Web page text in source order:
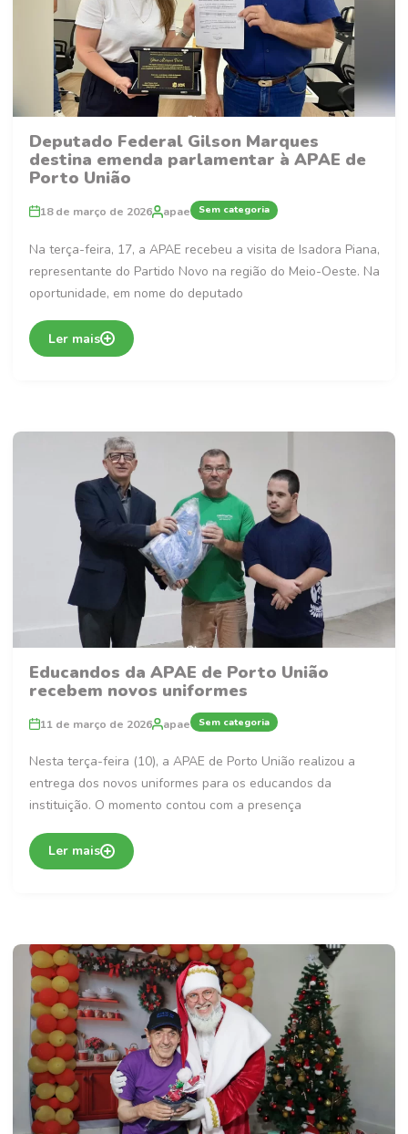
Deputado Federal Gilson Marques
destina emenda parlamentar à APAE de
Porto União
18 de março de 2026 apae Sem categoria
Na terça-feira, 17, a APAE recebeu a visita de Isadora Piana,
representante do Partido Novo na região do Meio-Oeste. Na
oportunidade, em nome do deputado
Ler mais
Educandos da APAE de Porto União
recebem novos uniformes
11 de março de 2026 apae Sem categoria
Nesta terça-feira (10), a APAE de Porto União realizou a
entrega dos novos uniformes para os educandos da
instituição. O momento contou com a presença
Ler mais